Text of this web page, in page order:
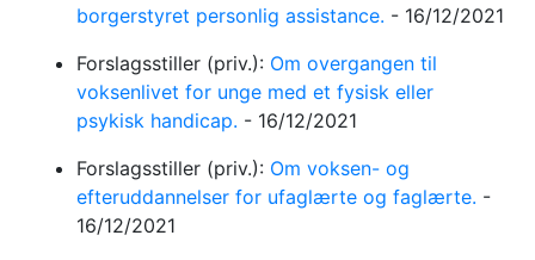
borgerstyret personlig assistance. - 16/12/2021
Forslagsstiller (priv.): Om overgangen til
voksenlivet for unge med et fysisk eller
psykisk handicap. - 16/12/2021
Forslagsstiller (priv.): Om voksen- og
efteruddannelser for ufaglærte og faglærte. -
16/12/2021